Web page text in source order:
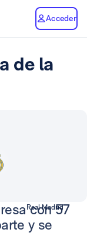
Acceder
de la
Real Madrid
con 57
y se